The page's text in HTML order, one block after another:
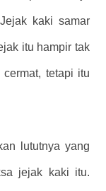
kaki samar
itu hampir tak
tetapi itu
lututnya yang
jejak kaki itu.